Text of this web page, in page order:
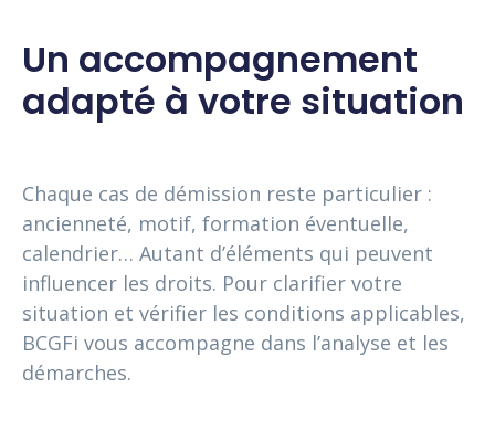
Un accompagnement
adapté à votre situation
Chaque cas de démission reste particulier :
ancienneté, motif, formation éventuelle,
calendrier… Autant d’éléments qui peuvent
influencer les droits. Pour clarifier votre
situation et vérifier les conditions applicables,
BCGFi vous accompagne dans l’analyse et les
démarches.